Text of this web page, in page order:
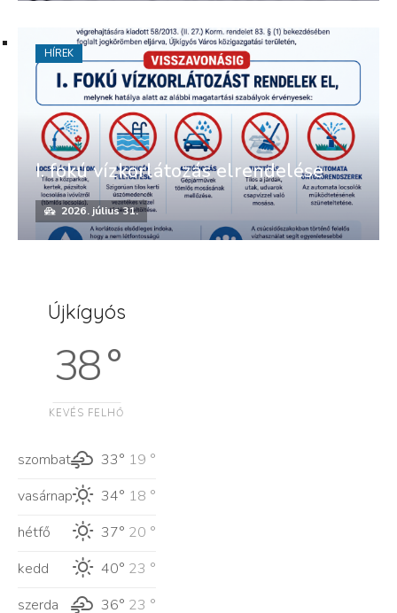
I. fokú vízkorlátozás elrendelése
2026. július 31.
HÍREK
Újkígyós
38 °
KEVÉS FELHŐ
szombat 33° 19 °
vasárnap
34° 18 °
hétfő
37° 20 °
kedd
40° 23 °
szerda
36° 23 °